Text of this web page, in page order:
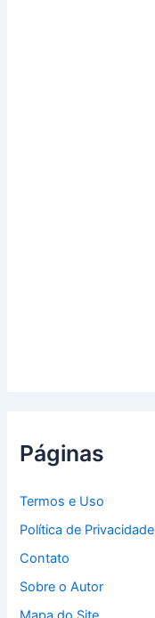
Páginas
Termos e Uso
Política de Privacidade
Contato
Sobre o Autor